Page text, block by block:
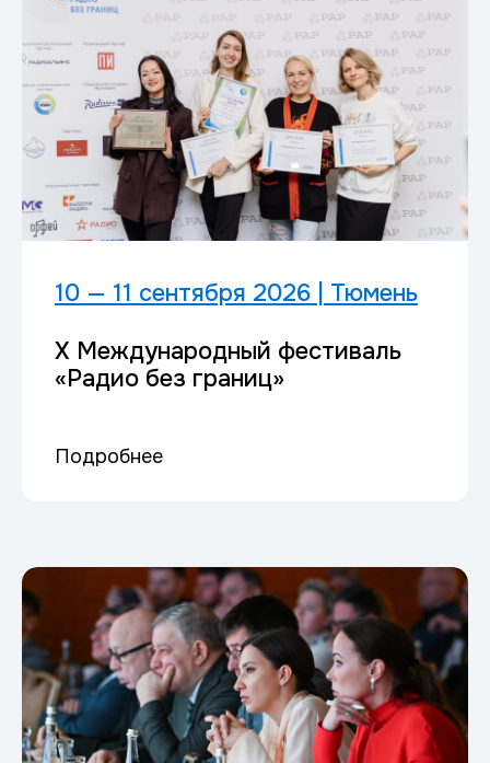
10 — 11 сентября 2026 | Тюмень
X Международный фестиваль
«Радио без границ»
Подробнее